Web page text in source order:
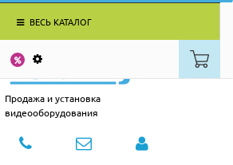
ВЕСЬ КАТАЛОГ
Продажа и установка
видеооборудования